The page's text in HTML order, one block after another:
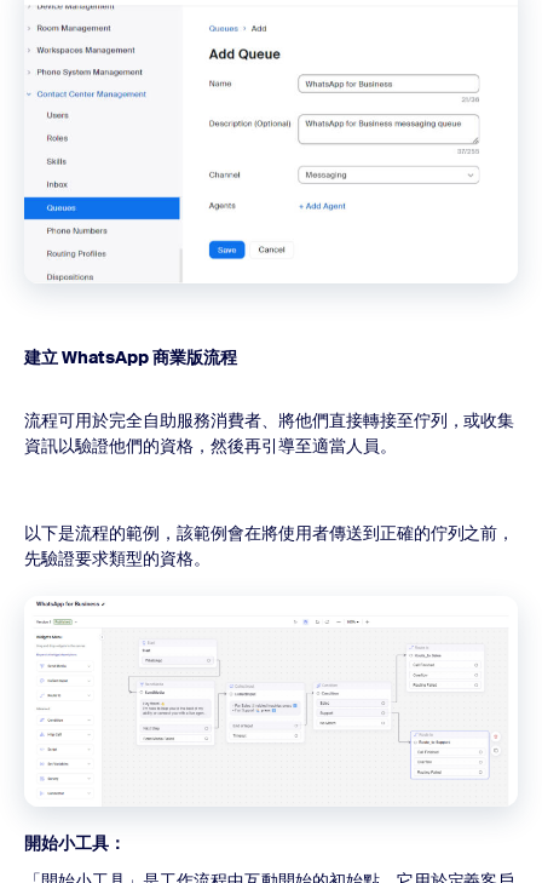
建立 WhatsApp 商業版流程
流程可用於完全自助服務消費者、將他們直接轉接至佇列，或收集
資訊以驗證他們的資格，然後再引導至適當人員。
以下是流程的範例，該範例會在將使用者傳送到正確的佇列之前，
先驗證要求類型的資格。
開始小工具：